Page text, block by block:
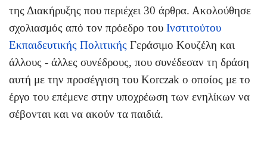
της Διακήρυξης που περιέχει 30 άρθρα. Ακολούθησε
σχολιασμός από τον πρόεδρο του Ινστιτούτου
Εκπαιδευτικής Πολιτικής Γεράσιμο Κουζέλη και
άλλους - άλλες συνέδρους, που συνέδεσαν τη δράση
αυτή με την προσέγγιση του Korczak ο οποίος με το
έργο του επέμενε στην υποχρέωση των ενηλίκων να
σέβονται και να ακούν τα παιδιά.